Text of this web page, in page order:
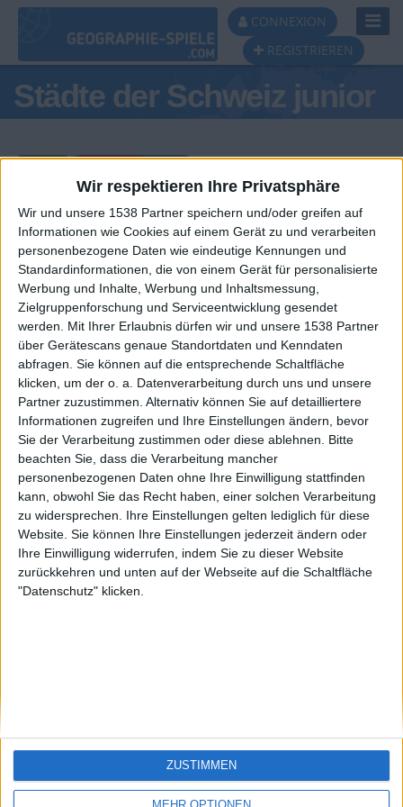
Wir respektieren Ihre Privatsphäre
Wir und unsere 1538 Partner speichern und/oder greifen auf
Informationen wie Cookies auf einem Gerät zu und verarbeiten
personenbezogene Daten wie eindeutige Kennungen und
Standardinformationen, die von einem Gerät für personalisierte
Werbung und Inhalte, Werbung und Inhaltsmessung,
Zielgruppenforschung und Serviceentwicklung gesendet
werden. Mit Ihrer Erlaubnis dürfen wir und unsere 1538 Partner
über Gerätescans genaue Standortdaten und Kenndaten
abfragen. Sie können auf die entsprechende Schaltfläche
klicken, um der o. a. Datenverarbeitung durch uns und unsere
Partner zuzustimmen. Alternativ können Sie auf detailliertere
Informationen zugreifen und Ihre Einstellungen ändern, bevor
Sie der Verarbeitung zustimmen oder diese ablehnen. Bitte
beachten Sie, dass die Verarbeitung mancher
personenbezogenen Daten ohne Ihre Einwilligung stattfinden
kann, obwohl Sie das Recht haben, einer solchen Verarbeitung
zu widersprechen. Ihre Einstellungen gelten lediglich für diese
Website. Sie können Ihre Einstellungen jederzeit ändern oder
Ihre Einwilligung widerrufen, indem Sie zu dieser Website
zurückkehren und unten auf der Webseite auf die Schaltfläche
"Datenschutz" klicken.
ZUSTIMMEN
CONNEXION
REGISTRIEREN
Städte der Schweiz junior
Tagespodest
#1
eek
#2
sontagch
Si vous êtes francophone, vous devriez aller
🇺🇸 We noticed you’re visiting
from an English-speaking
country
Join our American version now and be
among the firsts to submit your score
on our leaderboards!
Let's visit GeoHeroes.com!